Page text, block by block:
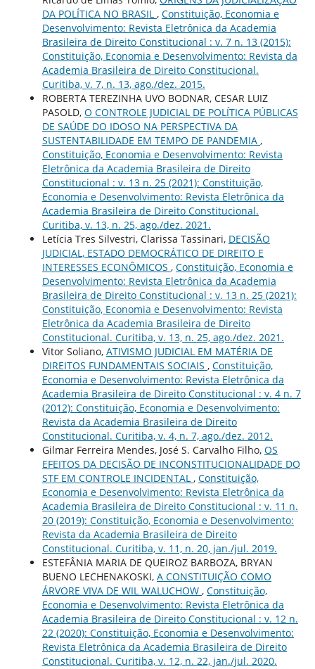
DA POLÍTICA NO BRASIL , Constituição, Economia e
Desenvolvimento: Revista Eletrônica da Academia
Brasileira de Direito Constitucional : v. 7 n. 13 (2015):
Constituição, Economia e Desenvolvimento: Revista da
Academia Brasileira de Direito Constitucional.
Curitiba, v. 7, n. 13, ago./dez. 2015.
ROBERTA TEREZINHA UVO BODNAR, CESAR LUIZ
PASOLD, O CONTROLE JUDICIAL DE POLÍTICA PÚBLICAS
DE SAÚDE DO IDOSO NA PERSPECTIVA DA
SUSTENTABILIDADE EM TEMPO DE PANDEMIA ,
Constituição, Economia e Desenvolvimento: Revista
Eletrônica da Academia Brasileira de Direito
Constitucional : v. 13 n. 25 (2021): Constituição,
Economia e Desenvolvimento: Revista Eletrônica da
Academia Brasileira de Direito Constitucional.
Curitiba, v. 13, n. 25, ago./dez. 2021.
Letícia Tres Silvestri, Clarissa Tassinari, DECISÃO
JUDICIAL, ESTADO DEMOCRÁTICO DE DIREITO E
INTERESSES ECONÔMICOS , Constituição, Economia e
Desenvolvimento: Revista Eletrônica da Academia
Brasileira de Direito Constitucional : v. 13 n. 25 (2021):
Constituição, Economia e Desenvolvimento: Revista
Eletrônica da Academia Brasileira de Direito
Constitucional. Curitiba, v. 13, n. 25, ago./dez. 2021.
Vitor Soliano, ATIVISMO JUDICIAL EM MATÉRIA DE
DIREITOS FUNDAMENTAIS SOCIAIS , Constituição,
Economia e Desenvolvimento: Revista Eletrônica da
Academia Brasileira de Direito Constitucional : v. 4 n. 7
(2012): Constituição, Economia e Desenvolvimento:
Revista da Academia Brasileira de Direito
Constitucional. Curitiba, v. 4, n. 7, ago./dez. 2012.
Gilmar Ferreira Mendes, José S. Carvalho Filho, OS
EFEITOS DA DECISÃO DE INCONSTITUCIONALIDADE DO
STF EM CONTROLE INCIDENTAL , Constituição,
Economia e Desenvolvimento: Revista Eletrônica da
Academia Brasileira de Direito Constitucional : v. 11 n.
20 (2019): Constituição, Economia e Desenvolvimento:
Revista da Academia Brasileira de Direito
Constitucional. Curitiba, v. 11, n. 20, jan./jul. 2019.
ESTEFÂNIA MARIA DE QUEIROZ BARBOZA, BRYAN
BUENO LECHENAKOSKI, A CONSTITUIÇÃO COMO
ÁRVORE VIVA DE WIL WALUCHOW , Constituição,
Economia e Desenvolvimento: Revista Eletrônica da
Academia Brasileira de Direito Constitucional : v. 12 n.
22 (2020): Constituição, Economia e Desenvolvimento:
Revista Eletrônica da Academia Brasileira de Direito
Constitucional. Curitiba, v. 12, n. 22, jan./jul. 2020.